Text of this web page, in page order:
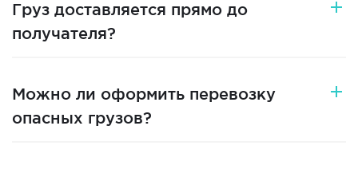
Груз доставляется прямо до
получателя?
Можно ли оформить перевозку
опасных грузов?